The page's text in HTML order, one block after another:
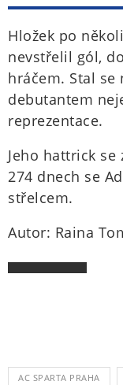
Hložek po
nevstřelil gól,
hráčem. Stal
debutantem
reprezentace.
Jeho hattrick
274 dnech se
střelcem.
Autor: Raina
AC SPARTA PRAHA